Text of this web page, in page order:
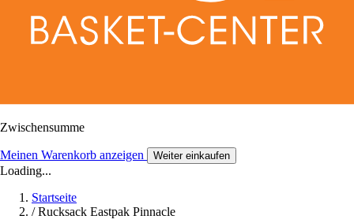
Zwischensumme
Meinen Warenkorb anzeigen Weiter einkaufen
Loading...
Startseite
/ Rucksack Eastpak Pinnacle